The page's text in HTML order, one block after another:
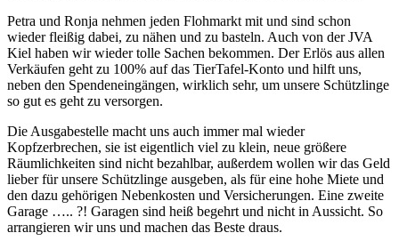
Petra und Ronja nehmen jeden Flohmarkt mit und sind schon
wieder fleißig dabei, zu nähen und zu basteln. Auch von der JVA
Kiel haben wir wieder tolle Sachen bekommen. Der Erlös aus allen
Verkäufen geht zu 100% auf das TierTafel-Konto und hilft uns,
neben den Spendeneingängen, wirklich sehr, um unsere Schützlinge
so gut es geht zu versorgen.
Die Ausgabestelle macht uns auch immer mal wieder
Kopfzerbrechen, sie ist eigentlich viel zu klein, neue größere
Räumlichkeiten sind nicht bezahlbar, außerdem wollen wir das Geld
lieber für unsere Schützlinge ausgeben, als für eine hohe Miete und
den dazu gehörigen Nebenkosten und Versicherungen. Eine zweite
Garage ….. ?! Garagen sind heiß begehrt und nicht in Aussicht. So
arrangieren wir uns und machen das Beste draus.